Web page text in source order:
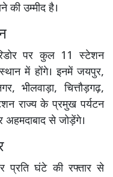
की उम्मीद है।
पर कुल 11 स्टेशन
में होंगे। इनमें जयपुर,
भीलवाड़ा, चित्तौड़गढ़,
राज्य के प्रमुख पर्यटन
अहमदाबाद से जोड़ेंगे।
प्रति घंटे की रफ्तार से